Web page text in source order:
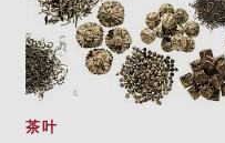
茶叶